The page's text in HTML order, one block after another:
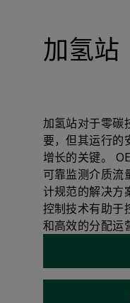
加氢站
加氢站对于零碳
要，但其运行的
增长的关键。
可靠监测介质流
计规范的解决方
控制技术有助于
和高效的分配运